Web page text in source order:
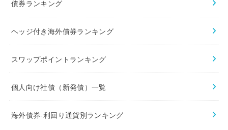
債券ランキング
ヘッジ付き海外債券ランキング
スワップポイントランキング
個人向け社債（新発債）一覧
海外債券-利回り通貨別ランキング